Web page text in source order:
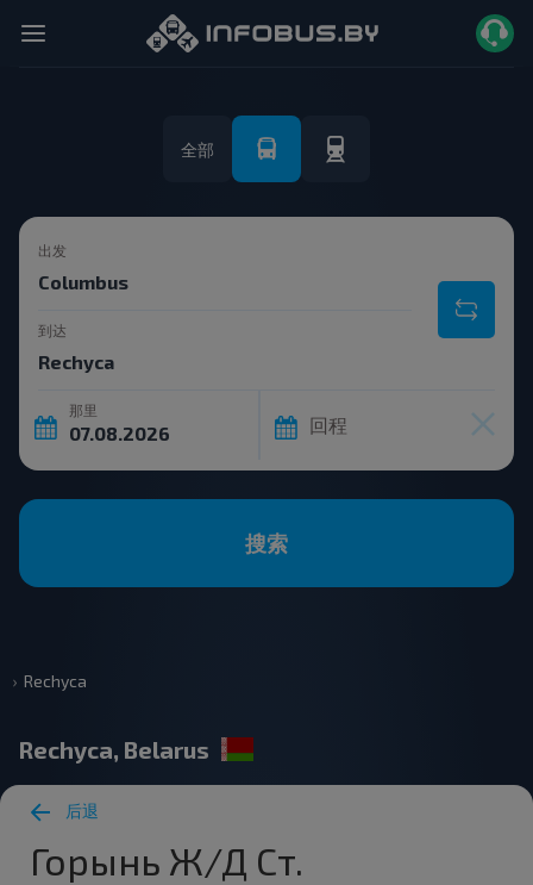
全部
出发
到达
那里
回程
搜索
Rechyca
Rechyca, Belarus
后退
Горынь Ж/Д Ст.